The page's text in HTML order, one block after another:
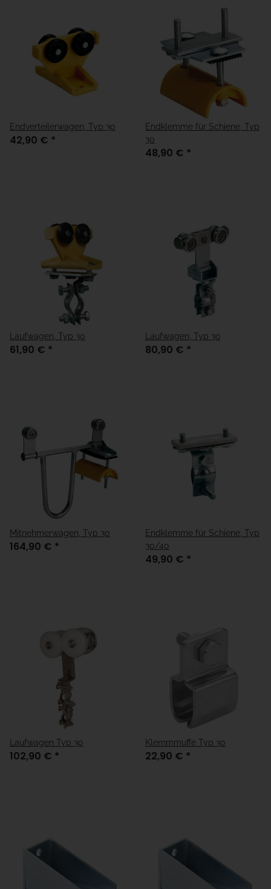
Endverteilerwagen, Typ 30
42,90 € *
Endklemme für Schiene, Typ
30
48,90 € *
Laufwagen, Typ 30
61,90 € *
Laufwagen, Typ 30
80,90 € *
Mitnehmerwagen, Typ 30
164,90 € *
Endklemme für Schiene, Typ
30/40
49,90 € *
Laufwagen Typ 30
102,90 € *
Klemmmuffe Typ 30
22,90 € *